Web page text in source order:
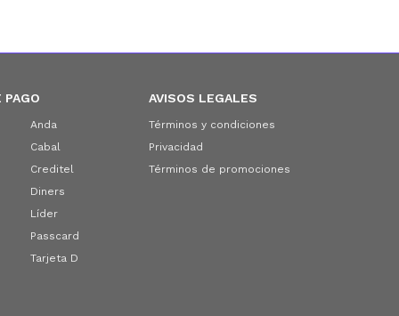
PAGO
Anda
Cabal
Creditel
Diners
Líder
Passcard
Tarjeta D
AVISOS LEGALES
Términos y condiciones
Privacidad
Términos de promociones